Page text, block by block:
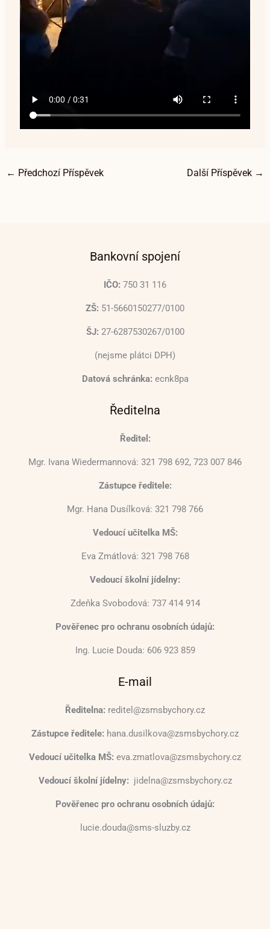
← Předchozí Příspěvek Další Příspěvek →
Bankovní spojení
IČO: 750 31 116
ZŠ: 51-5660150277/0100
ŠJ: 27-6287530267/0100
(nejsme plátci DPH)
Datová schránka: ecnk8pa
Ředitelna
Ředitel:
Mgr. Ivana Wiedermannová: 321 798 692, 723 007 846
Zástupce ředitele:
Mgr. Hana Dusílková: 321 798 766
Vedoucí učitelka MŠ:
Eva Zmátlová: 321 798 768
Vedoucí školní jídelny:
Zdeňka Svobodová: 737 414 914
Pověřenec pro ochranu osobních údajů:
Ing. Lucie Douda: 606 923 859
E-mail
Ředitelna: reditel@zsmsbychory.cz
Zástupce ředitele: hana.dusilkova@zsmsbychory.cz
Vedoucí učitelka MŠ: eva.zmatlova@zsmsbychory.cz
Vedoucí školní jídelny: jidelna@zsmsbychory.cz
Pověřenec pro ochranu osobních údajů:
lucie.douda@sms-sluzby.cz